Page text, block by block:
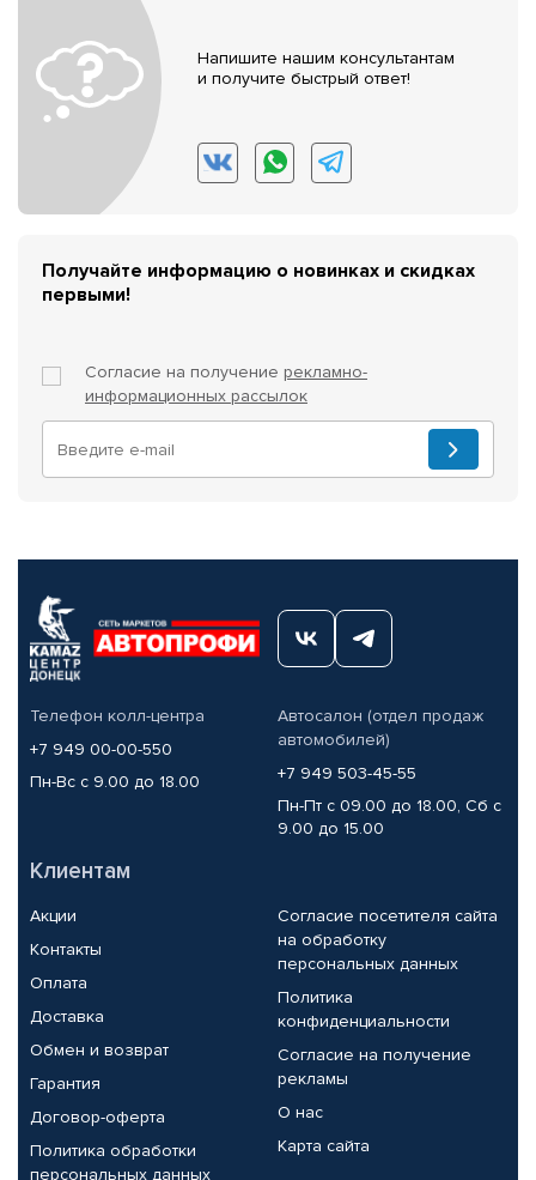
Напишите нашим консультантам
и получите быстрый ответ!
Получайте информацию о новинках и скидках
первыми!
Согласие на получение рекламно-
информационных рассылок
Телефон колл-центра
+7 949 00-00-550
Пн-Вс с 9.00 до 18.00
Автосалон (отдел продаж
автомобилей)
+7 949 503-45-55
Пн-Пт с 09.00 до 18.00, Сб с
9.00 до 15.00
Клиентам
Акции
Контакты
Оплата
Доставка
Обмен и возврат
Гарантия
Договор-оферта
Политика обработки
персональных данных
Согласие посетителя сайта
на обработку
персональных данных
Политика
конфиденциальности
Согласие на получение
рекламы
О нас
Карта сайта